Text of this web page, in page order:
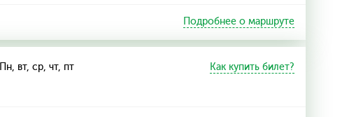
Подробнее о маршруте
Пн, вт, ср, чт, пт Как купить билет?